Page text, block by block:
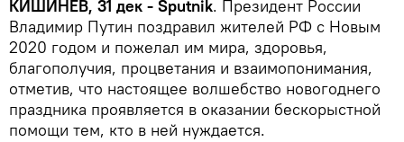
КИШИНЕВ, 31 дек - Sputnik. Президент России
Владимир Путин поздравил жителей РФ с Новым
2020 годом и пожелал им мира, здоровья,
благополучия, процветания и взаимопонимания,
отметив, что настоящее волшебство новогоднего
праздника проявляется в оказании бескорыстной
помощи тем, кто в ней нуждается.